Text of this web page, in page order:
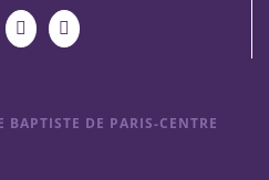
DE PARIS-CENTRE